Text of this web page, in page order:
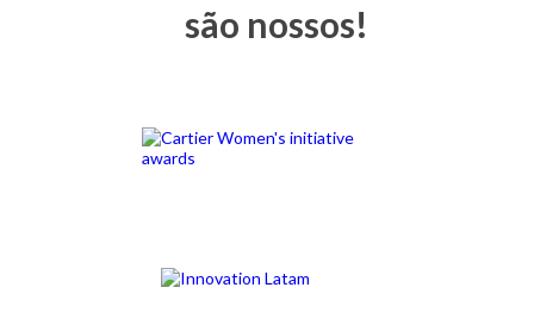
são nossos!